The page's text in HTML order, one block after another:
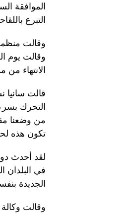
الموافقة
التبرع
وقالت
وقالت يوم
الانتهاء من
قالت سانيا
التحرك
من وضعنا
تكون هذه
لقد أحدث
في البلدان
الجديدة
وقالت